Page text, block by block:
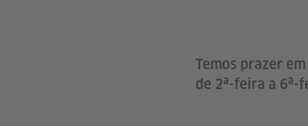
Temos prazer
de 2ª-feira a 6ª-